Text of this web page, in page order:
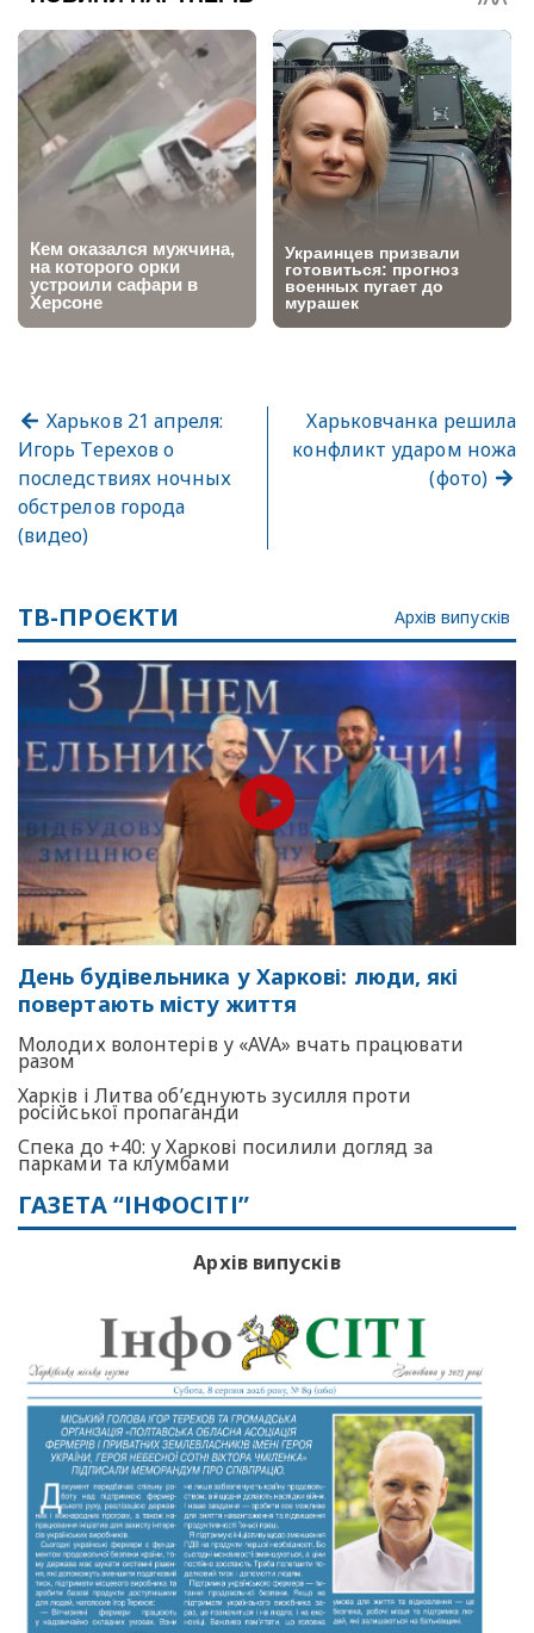
Харьков 21 апреля:
Игорь Терехов о
последствиях ночных
обстрелов города
(видео)
Харьковчанка решила
конфликт ударом ножа
(фото)
ТВ-ПРОЄКТИ Архів випусків
День будівельника у Харкові: люди, які
повертають місту життя
Молодих волонтерів у «AVA» вчать працювати
разом
Харків і Литва об’єднують зусилля проти
російської пропаганди
Спека до +40: у Харкові посилили догляд за
парками та клумбами
ГАЗЕТА “ІНФОСІТІ”
Архів випусків